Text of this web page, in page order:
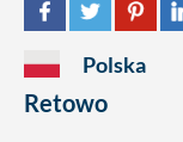
Polska
Retowo